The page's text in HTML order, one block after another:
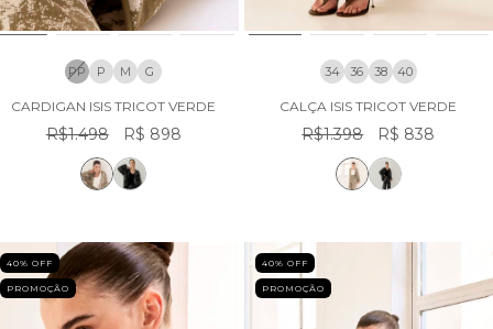
PP P M G
CARDIGAN ISIS TRICOT VERDE
R$1.498 R$ 898
34 36 38 40
CALÇA ISIS TRICOT VERDE
R$1.398 R$ 838
40% OFF
PROMOÇÃO
40% OFF
PROMOÇÃO